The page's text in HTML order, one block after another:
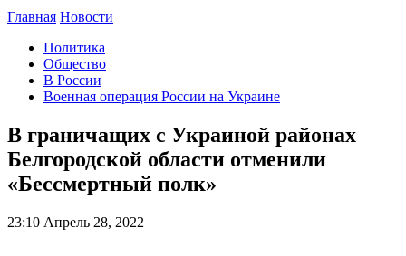
Главная Новости
Политика
Общество
В России
Военная операция России на Украине
В граничащих с Украиной районах
Белгородской области отменили
«Бессмертный полк»
23:10 Апрель 28, 2022